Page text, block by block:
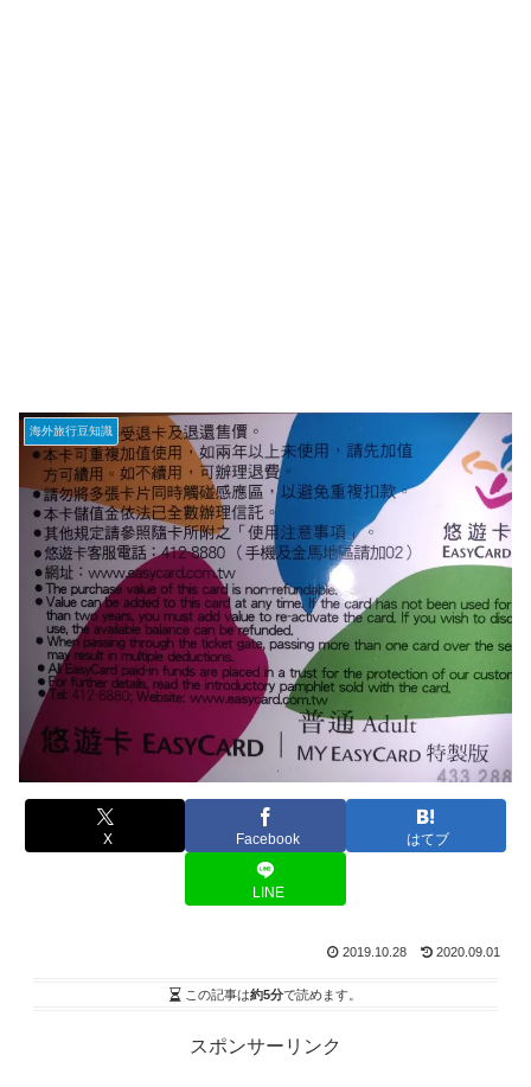
海外旅行豆知識
X Facebook はてブ
LINE
2019.10.28 2020.09.01
この記事は約5分で読めます。
スポンサーリンク